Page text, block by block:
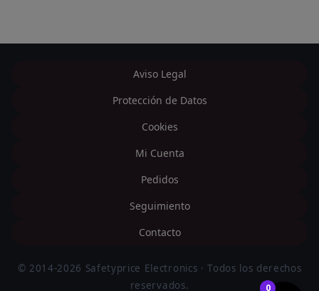
0
Aviso Legal
Protección de Datos
Cookies
Mi Cuenta
Pedidos
Seguimiento
Contacto
© 2014-2026 Safetyprice Electronics · Todos los derechos
reservados.